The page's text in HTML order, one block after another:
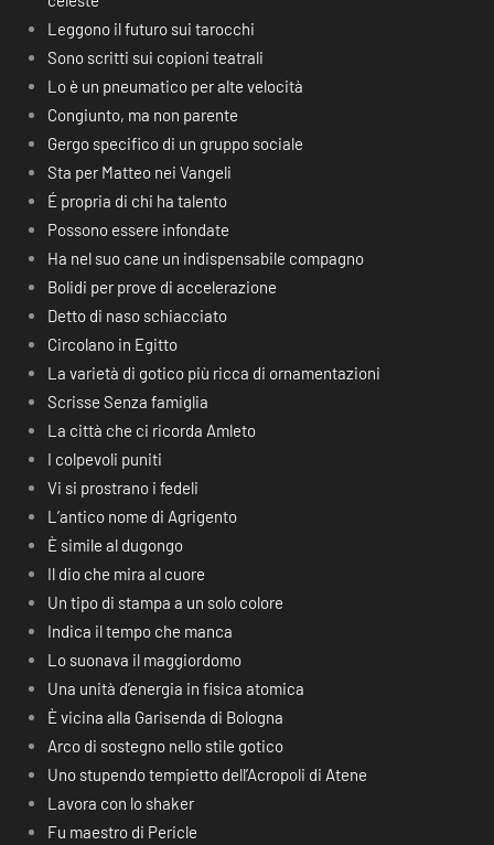
Leggono il futuro sui tarocchi
Sono scritti sui copioni teatrali
Lo è un pneumatico per alte velocità
Congiunto, ma non parente
Gergo specifico di un gruppo sociale
Sta per Matteo nei Vangeli
É propria di chi ha talento
Possono essere infondate
Ha nel suo cane un indispensabile compagno
Bolidi per prove di accelerazione
Detto di naso schiacciato
Circolano in Egitto
La varietà di gotico più ricca di ornamentazioni
Scrisse Senza famiglia
La città che ci ricorda Amleto
I colpevoli puniti
Vi si prostrano i fedeli
L’antico nome di Agrigento
È simile al dugongo
Il dio che mira al cuore
Un tipo di stampa a un solo colore
Indica il tempo che manca
Lo suonava il maggiordomo
Una unità d’energia in fisica atomica
È vicina alla Garisenda di Bologna
Arco di sostegno nello stile gotico
Uno stupendo tempietto dell’Acropoli di Atene
Lavora con lo shaker
Fu maestro di Pericle